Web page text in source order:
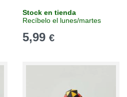
Stock en tienda
Recíbelo el lunes/martes
5,99 €